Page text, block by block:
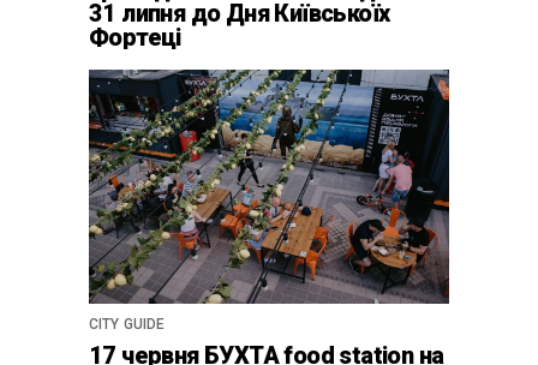
31 липня до Дня Київськоїх
Фортеці
CITY GUIDE
17 червня БУХТА food station на